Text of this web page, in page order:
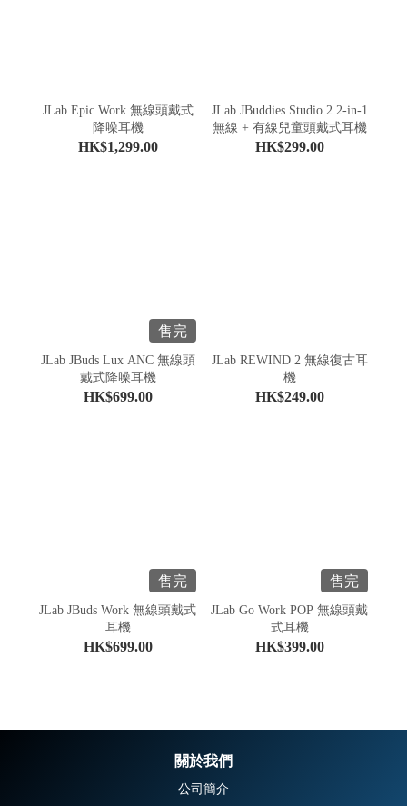
JLab Epic Work 無線頭戴式
降噪耳機
HK$1,299.00
JLab JBuddies Studio 2 2-in-1
無線 + 有線兒童頭戴式耳機
HK$299.00
售完
JLab JBuds Lux ANC 無線頭
戴式降噪耳機
HK$699.00
JLab REWIND 2 無線復古耳
機
HK$249.00
售完
JLab JBuds Work 無線頭戴式
耳機
HK$699.00
售完
JLab Go Work POP 無線頭戴
式耳機
HK$399.00
關於我們
公司簡介